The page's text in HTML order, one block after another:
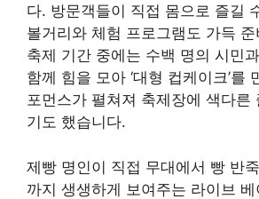
다. 방문객들이 직접 몸으로 즐길
볼거리와 체험 프로그램도 가득
축제 기간 중에는 수백 명의 시민
함께 힘을 모아 ‘대형 컵케이크’를
포먼스가 펼쳐져 축제장에 색다른
기도 했습니다.
제빵 명인이 직접 무대에서 빵 반
까지 생생하게 보여주는 라이브